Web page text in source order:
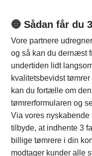
🔵 Sådan får du
Vore partnere
og så kan du dernæst
undertiden lidt
kvalitetsbevidst
kan du fortælle om
tømrerformularen og
Via vores
tilbyde, at indhente 3
billige tømrere i din
modtager kunder alle